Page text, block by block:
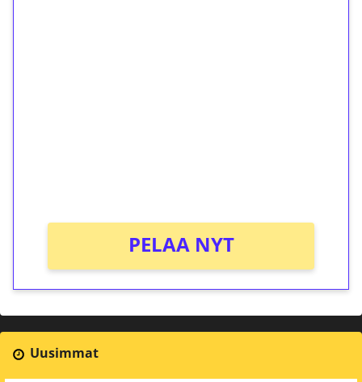
PELAA NYT
Uusimmat